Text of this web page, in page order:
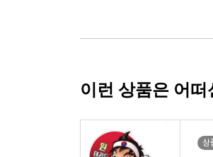
이런 상품은 어떠